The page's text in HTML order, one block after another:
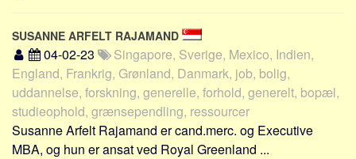
SUSANNE ARFELT RAJAMAND
04-02-23
Singapore, Sverige, Mexico, Indien,
England, Frankrig, Grønland, Danmark, job, bolig,
uddannelse, forskning, generelle, forhold, generelt, bopæl,
studieophold, grænsependling, ressourcer
Susanne Arfelt Rajamand er cand.merc. og Executive
MBA, og hun er ansat ved Royal Greenland ...